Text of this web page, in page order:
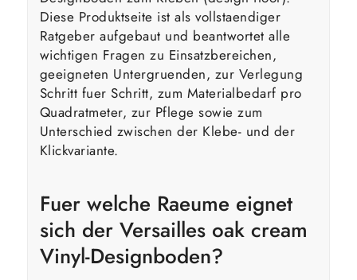
Diese Produktseite ist als vollstaendiger
Ratgeber aufgebaut und beantwortet alle
wichtigen Fragen zu Einsatzbereichen,
geeigneten Untergruenden, zur Verlegung
Schritt fuer Schritt, zum Materialbedarf pro
Quadratmeter, zur Pflege sowie zum
Unterschied zwischen der Klebe- und der
Klickvariante.
Fuer welche Raeume eignet
sich der Versailles oak cream
Vinyl-Designboden?